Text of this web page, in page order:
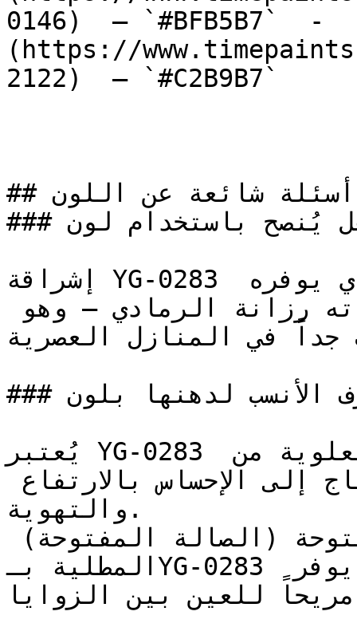
0146)  — `#BFB5B7`  -
(https://
2122)  — `#C2B9B7`
## أسئلة شائعة عن اللون
### هل يُنصح باستخدام لون YG-0283 لطلاء المنازل؟
إشراقة YG-0283 تحافظ على اتساع المكان الذي يوفره
جداً في المنازل العصرية.
### ما هي الغرف الأنسب لدهنها بلون YG-0283؟
يُعتبر YG-0283 ممتازاً للأسقف والأجزاء العلوية من
والتهوية.
المطلية بـYG-0283 تكتسب جواً أنيقاً ومرتباً يوفر
مريحاً للعين بين الزوايا.